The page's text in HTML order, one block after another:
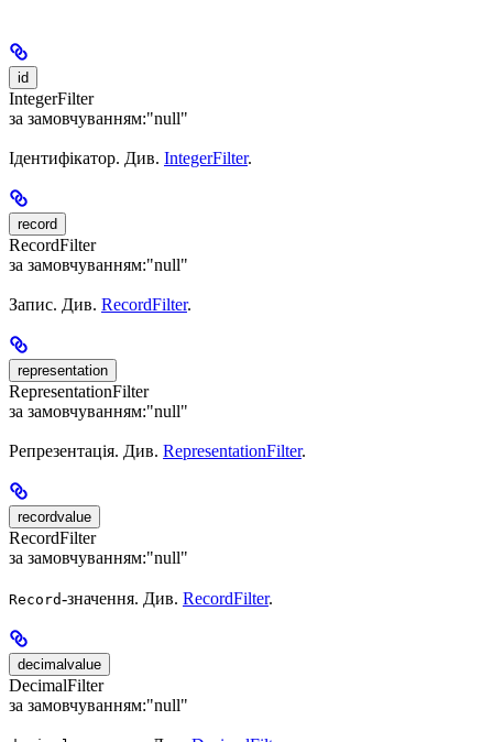
id
IntegerFilter
за замовчуванням:"null"
Ідентифікатор. Див. IntegerFilter.
record
RecordFilter
за замовчуванням:"null"
Запис. Див. RecordFilter.
representation
RepresentationFilter
за замовчуванням:"null"
Репрезентація. Див. RepresentationFilter.
recordvalue
RecordFilter
за замовчуванням:"null"
Record-значення. Див. RecordFilter.
decimalvalue
DecimalFilter
за замовчуванням:"null"